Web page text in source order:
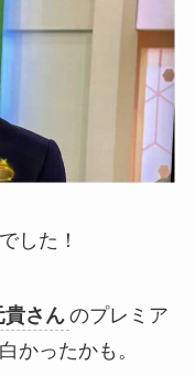
した！
貴さん のプレミア
かったかも。